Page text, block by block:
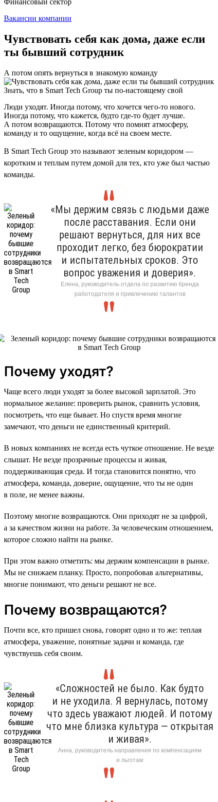
Вакансии компании
Чувствовать себя как дома, даже если
ты бывший сотрудник
А потом опять вернуться в знакомую команду
Знать, что в Smart Tech Group ты по-настоящему свой
Люди уходят. Иногда потому, что хочется чего-то нового.
Иногда потому, что кажется, будто где-то будет лучше.
А потом возвращаются. Потому что помнят атмосферу,
команду и то ощущение, когда всё на своем месте.
В Smart Tech Group это называют зеленым коридором —
коротким и теплым путем домой для тех, кто уже был частью
команды.
«Мы держим связь с людьми даже
после расставания. Если они
решают вернуться, для них все
проходит легко, без бюрократии
и испытательных сроков. Это
вопрос уважения и доверия».
Елена, руководитель отдела по развитию бренда
работодателя и привлечению талантов
Почему уходят?
Чаще всего люди уходят за более высокой зарплатой. Это
нормальное желание: проверить рынок, сравнить условия,
посмотреть, что еще бывает. Но спустя время многие
замечают, что деньги не единственный критерий.
В новых компаниях не всегда есть чуткое отношение. Не везде
слышат. Не везде прозрачные процессы и живая,
поддерживающая среда. И тогда становится понятно, что
атмосфера, команда, доверие, ощущение, что ты не один
в поле, не менее важны.
Поэтому многие возвращаются. Они приходят не за цифрой,
а за качеством жизни на работе. За человеческим отношением,
которое сложно найти на рынке.
При этом важно отметить: мы держим компенсации в рынке.
Мы не снижаем планку. Просто, попробовав альтернативы,
многие понимают, что деньги решают не все.
Почему возвращаются?
Почти все, кто пришел снова, говорят одно и то же: теплая
атмосфера, уважение, понятные задачи и команда, где
чувствуешь себя своим.
«Сложностей не было. Как будто
и не уходила. Я вернулась, потому
что здесь уважают людей. И потому
что мне близка культура — открытая
и живая».
Анна, руководитель направления по компенсациям
и льготам